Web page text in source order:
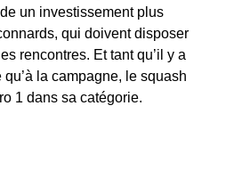
un investissement plus
qui doivent disposer
rencontres. Et tant qu’il y a
la campagne, le squash
1 dans sa catégorie.